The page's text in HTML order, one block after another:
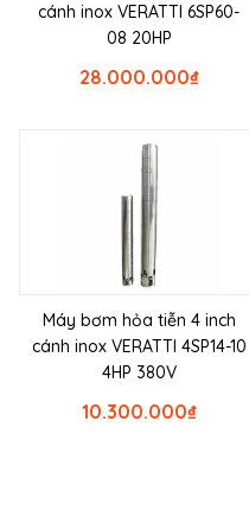
cánh inox VERATTI 6SP60-
08 20HP
₫
28.000.000
Máy bơm hỏa tiễn 4 inch
cánh inox VERATTI 4SP14-10
4HP 380V
₫
10.300.000